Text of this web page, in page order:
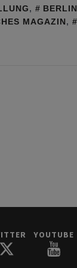
, BERLIN
MAGAZIN,
YOUTUBE